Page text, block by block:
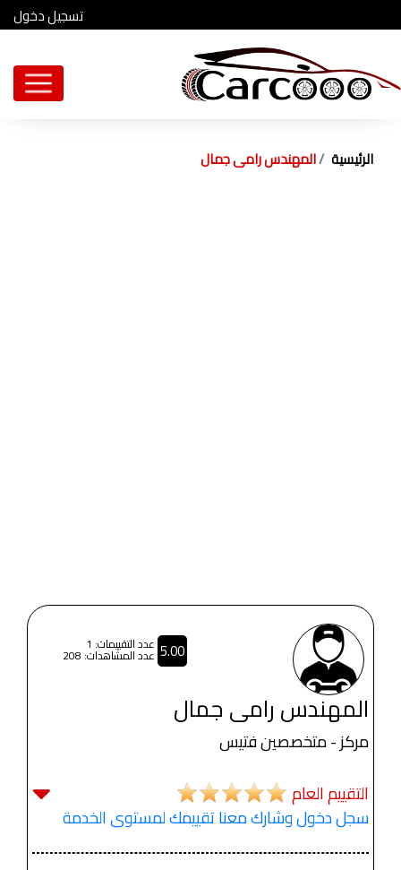
تسجيل دخول
الرئيسية المهندس رامى جمال
المهندس رامى جمال
مركز - متخصصين فتيس
التقييم العام
سجل دخول وشارك معنا تقييمك لمستوى الخدمة
5.00 عدد التقييمات: 1
عدد المشاهدات: 208